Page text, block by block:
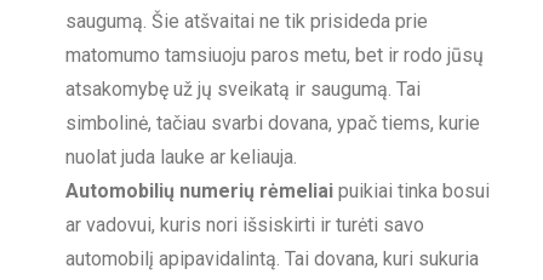
saugumą. Šie atšvaitai ne tik prisideda prie
matomumo tamsiuoju paros metu, bet ir rodo jūsų
atsakomybę už jų sveikatą ir saugumą. Tai
simbolinė, tačiau svarbi dovana, ypač tiems, kurie
nuolat juda lauke ar keliauja.
Automobilių numerių rėmeliai puikiai tinka bosui
ar vadovui, kuris nori išsiskirti ir turėti savo
automobilį apipavidalintą. Tai dovana, kuri sukuria